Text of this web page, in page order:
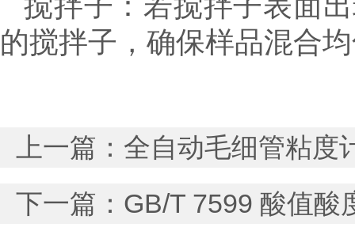
的搅拌子，确保样品混合
上一篇： 全自动毛细管粘度
下一篇： GB/T 7599 酸值